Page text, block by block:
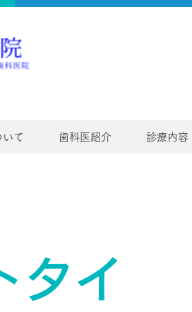
て 歯科医紹介 診療内容
タイ